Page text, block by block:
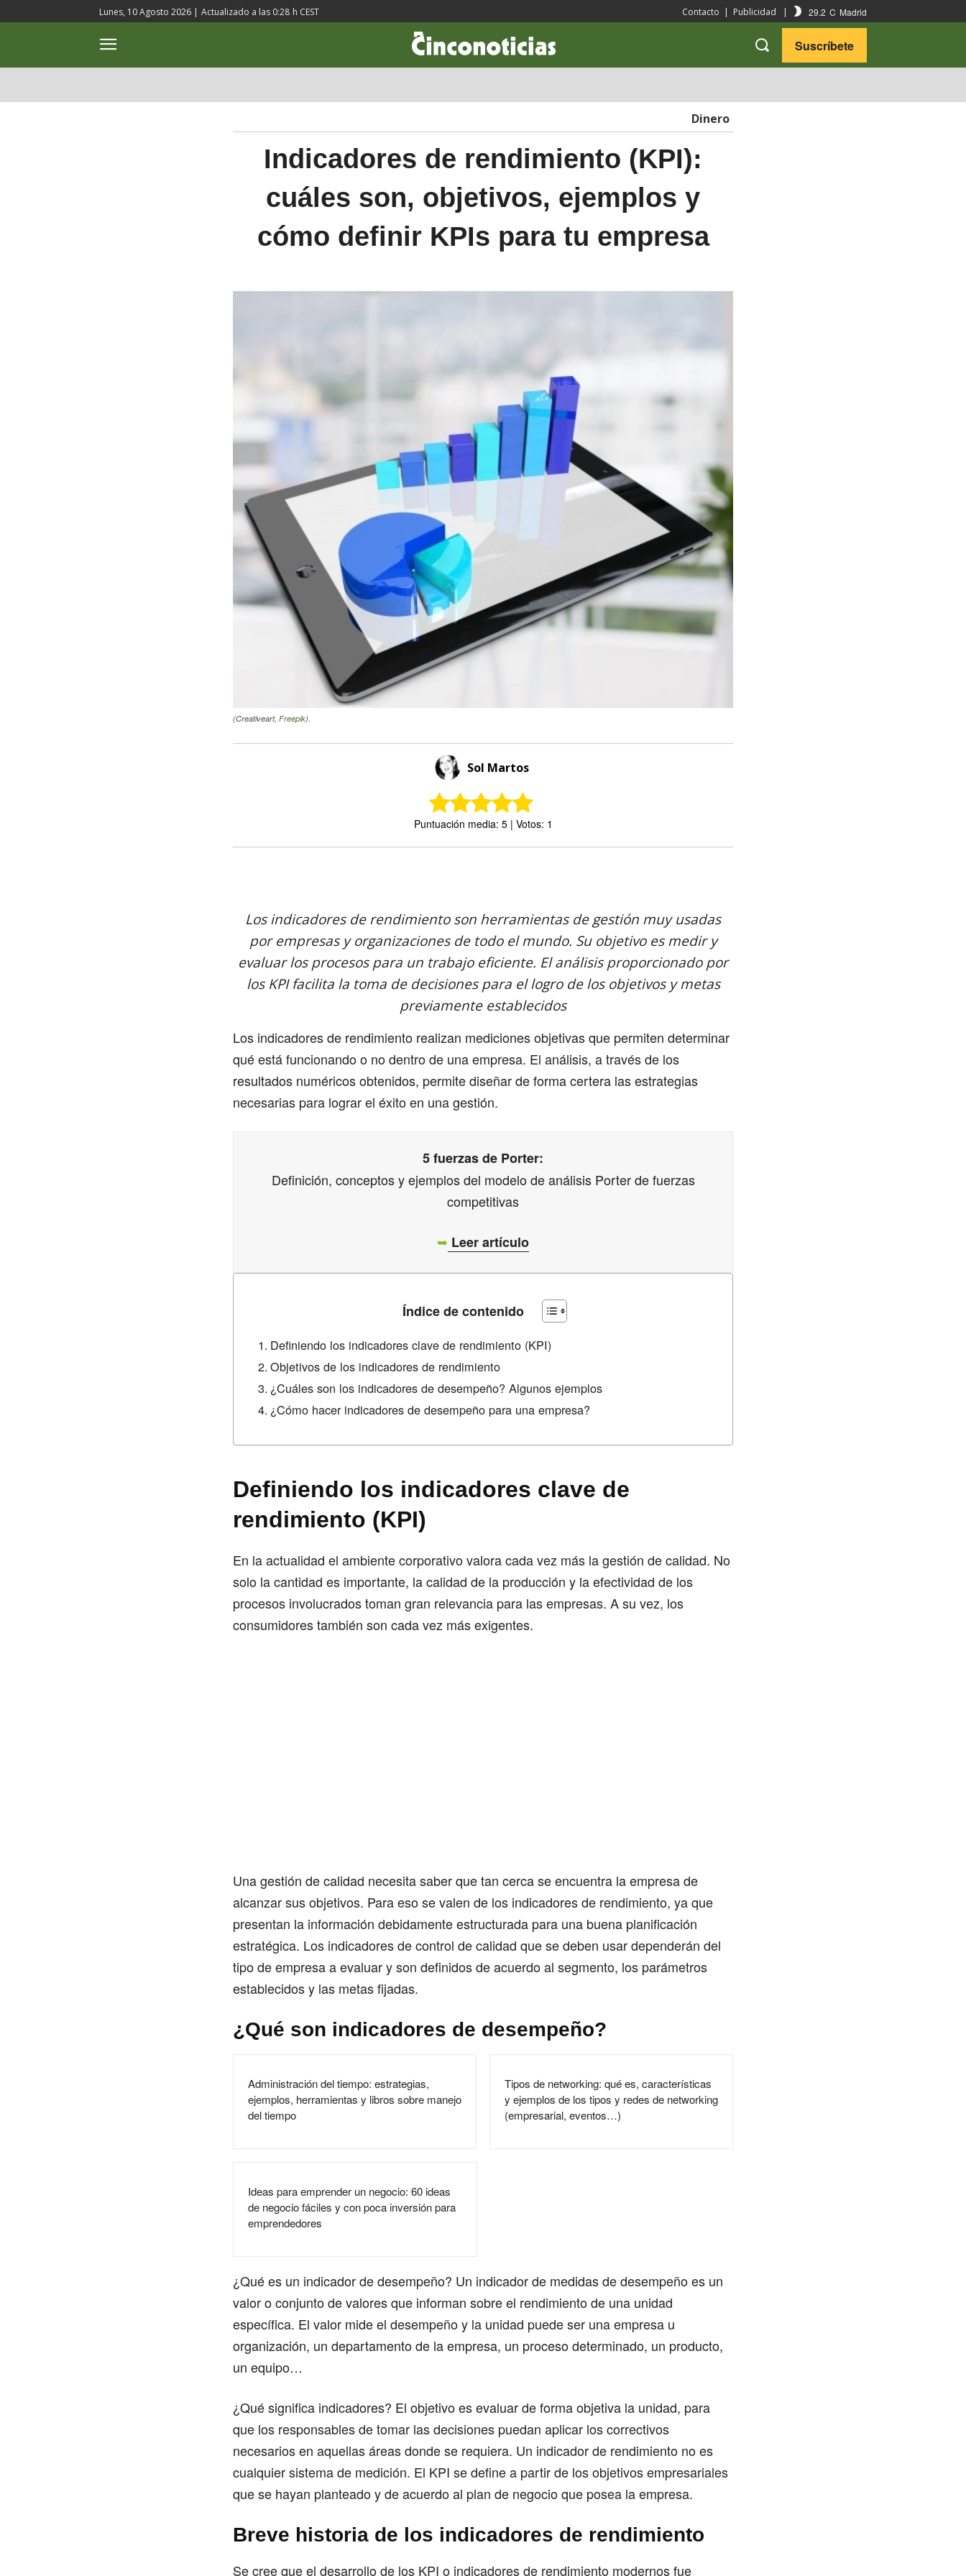
Lunes, 10 Agosto 2026 | Actualizado a las 0:28 h CEST Contacto | Publicidad | 29.2 C Madrid
Suscríbete
Dinero
Indicadores de rendimiento (KPI):
cuáles son, objetivos, ejemplos y
cómo definir KPIs para tu empresa
(Creativeart, Freepik).
Sol Martos
Puntuación media: 5 | Votos: 1
Los indicadores de rendimiento son herramientas de gestión muy usadas
por empresas y organizaciones de todo el mundo. Su objetivo es medir y
evaluar los procesos para un trabajo eficiente. El análisis proporcionado por
los KPI facilita la toma de decisiones para el logro de los objetivos y metas
previamente establecidos
Los indicadores de rendimiento realizan mediciones objetivas que permiten determinar
qué está funcionando o no dentro de una empresa. El análisis, a través de los
resultados numéricos obtenidos, permite diseñar de forma certera las estrategias
necesarias para lograr el éxito en una gestión.
5 fuerzas de Porter:
Definición, conceptos y ejemplos del modelo de análisis Porter de fuerzas
competitivas
➥ Leer artículo
Índice de contenido
Definiendo los indicadores clave de rendimiento (KPI)
Objetivos de los indicadores de rendimiento
¿Cuáles son los indicadores de desempeño? Algunos ejemplos
¿Cómo hacer indicadores de desempeño para una empresa?
Definiendo los indicadores clave de
rendimiento (KPI)
En la actualidad el ambiente corporativo valora cada vez más la gestión de calidad. No
solo la cantidad es importante, la calidad de la producción y la efectividad de los
procesos involucrados toman gran relevancia para las empresas. A su vez, los
consumidores también son cada vez más exigentes.
Una gestión de calidad necesita saber que tan cerca se encuentra la empresa de
alcanzar sus objetivos. Para eso se valen de los indicadores de rendimiento, ya que
presentan la información debidamente estructurada para una buena planificación
estratégica. Los indicadores de control de calidad que se deben usar dependerán del
tipo de empresa a evaluar y son definidos de acuerdo al segmento, los parámetros
establecidos y las metas fijadas.
¿Qué son indicadores de desempeño?
Administración del tiempo: estrategias,
ejemplos, herramientas y libros sobre manejo
del tiempo
Tipos de networking: qué es, características
y ejemplos de los tipos y redes de networking
(empresarial, eventos…)
Ideas para emprender un negocio: 60 ideas
de negocio fáciles y con poca inversión para
emprendedores
¿Qué es un indicador de desempeño? Un indicador de medidas de desempeño es un
valor o conjunto de valores que informan sobre el rendimiento de una unidad
específica. El valor mide el desempeño y la unidad puede ser una empresa u
organización, un departamento de la empresa, un proceso determinado, un producto,
un equipo…
¿Qué significa indicadores? El objetivo es evaluar de forma objetiva la unidad, para
que los responsables de tomar las decisiones puedan aplicar los correctivos
necesarios en aquellas áreas donde se requiera. Un indicador de rendimiento no es
cualquier sistema de medición. El KPI se define a partir de los objetivos empresariales
que se hayan planteado y de acuerdo al plan de negocio que posea la empresa.
Breve historia de los indicadores de rendimiento
Se cree que el desarrollo de los KPI o indicadores de rendimiento modernos fue